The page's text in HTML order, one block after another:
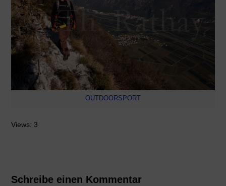
OUTDOORSPORT
Views: 3
Schreibe einen Kommentar